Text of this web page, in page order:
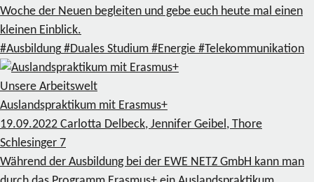
Woche der Neuen begleiten und gebe euch heute mal einen
kleinen Einblick.
#Ausbildung #Duales Studium #Energie #Telekommunikation
Unsere Arbeitswelt
Auslandspraktikum mit Erasmus+
19.09.2022 Carlotta Delbeck, Jennifer Geibel, Thore
Schlesinger 7
Während der Ausbildung bei der EWE NETZ GmbH kann man